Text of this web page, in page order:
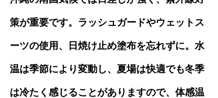
策が重要です。ラッシュガードやウェットス
ーツの使用、日焼け止め塗布を忘れずに。水
温は季節により変動し、夏場は快適でも冬季
は冷たく感じることがありますので、体感温